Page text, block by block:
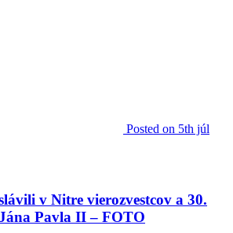
Posted on 5th júl
v Nitre vierozvestcov a 30.
Pavla II – FOTO